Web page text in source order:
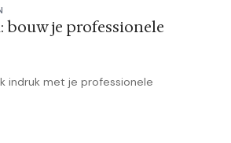
bouw je professionele
indruk met je professionele